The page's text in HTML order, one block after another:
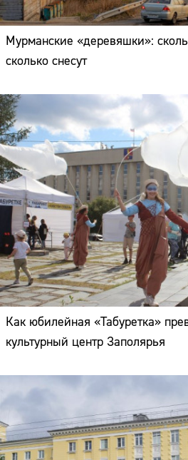
Мурманские «деревяшки»:
сколько снесут
Как юбилейная «Табуретка»
культурный центр Заполярья